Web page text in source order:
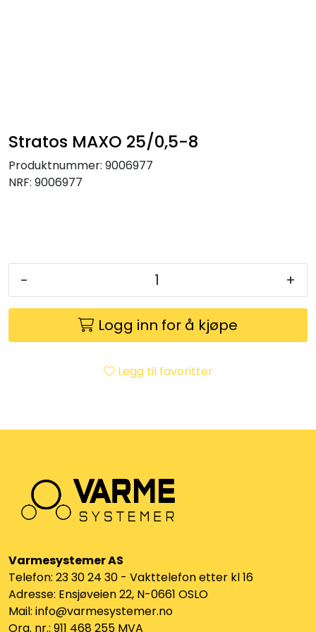
Stratos MAXO 25/0,5-8
Produktnummer: 9006977
NRF: 9006977
- +
Logg inn for å kjøpe
Legg til favoritter
Varmesystemer AS
Telefon: 23 30 24 30 - Vakttelefon etter kl 16
Adresse: Ensjøveien 22, N-0661 OSLO
Mail: info@varmesystemer.no
Org. nr.: 911 468 255 MVA
Galv pressdeler
Flexpress
Klemringskoblinger
Planfront radiatorer
Rør
Watersafe
Elektrokjeler